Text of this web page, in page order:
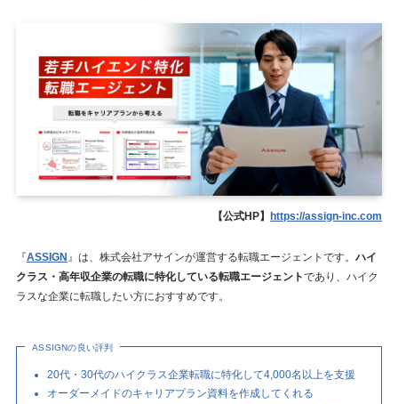
【公式HP】https://assign-inc.com
『ASSIGN 』は、株式会社アサインが運営する転職エージェントです。 ハイ
クラス・高年収企業の転職に特化している転職エージェントであり、ハイク
ラスな企業に転職したい方におすすめです。
ASSIGNの良い評判
20代・30代のハイクラス企業転職に特化して4,000名以上を支援
オーダーメイドのキャリアプラン資料を作成してくれる